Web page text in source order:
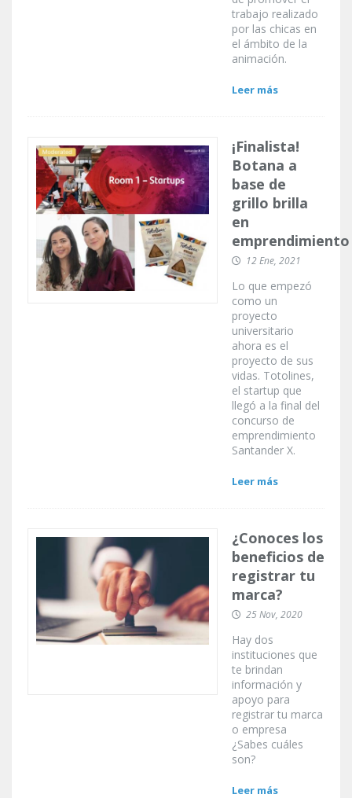
trabajo realizado
por las chicas en
el ámbito de la
animación.
Leer más
¡Finalista!
Botana a
base de
grillo brilla
en
emprendimiento
12 Ene, 2021
Lo que empezó
como un
proyecto
universitario
ahora es el
proyecto de sus
vidas. Totolines,
el startup que
llegó a la final del
concurso de
emprendimiento
Santander X.
Leer más
¿Conoces los
beneficios de
registrar tu
marca?
25 Nov, 2020
Hay dos
instituciones que
te brindan
información y
apoyo para
registrar tu marca
o empresa
¿Sabes cuáles
son?
Leer más